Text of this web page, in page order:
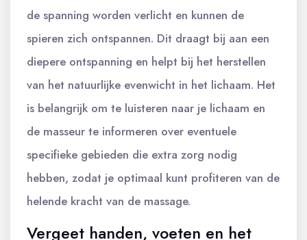
de spanning worden verlicht en kunnen de
spieren zich ontspannen. Dit draagt bij aan een
diepere ontspanning en helpt bij het herstellen
van het natuurlijke evenwicht in het lichaam. Het
is belangrijk om te luisteren naar je lichaam en
de masseur te informeren over eventuele
specifieke gebieden die extra zorg nodig
hebben, zodat je optimaal kunt profiteren van de
helende kracht van de massage.
Vergeet handen, voeten en het